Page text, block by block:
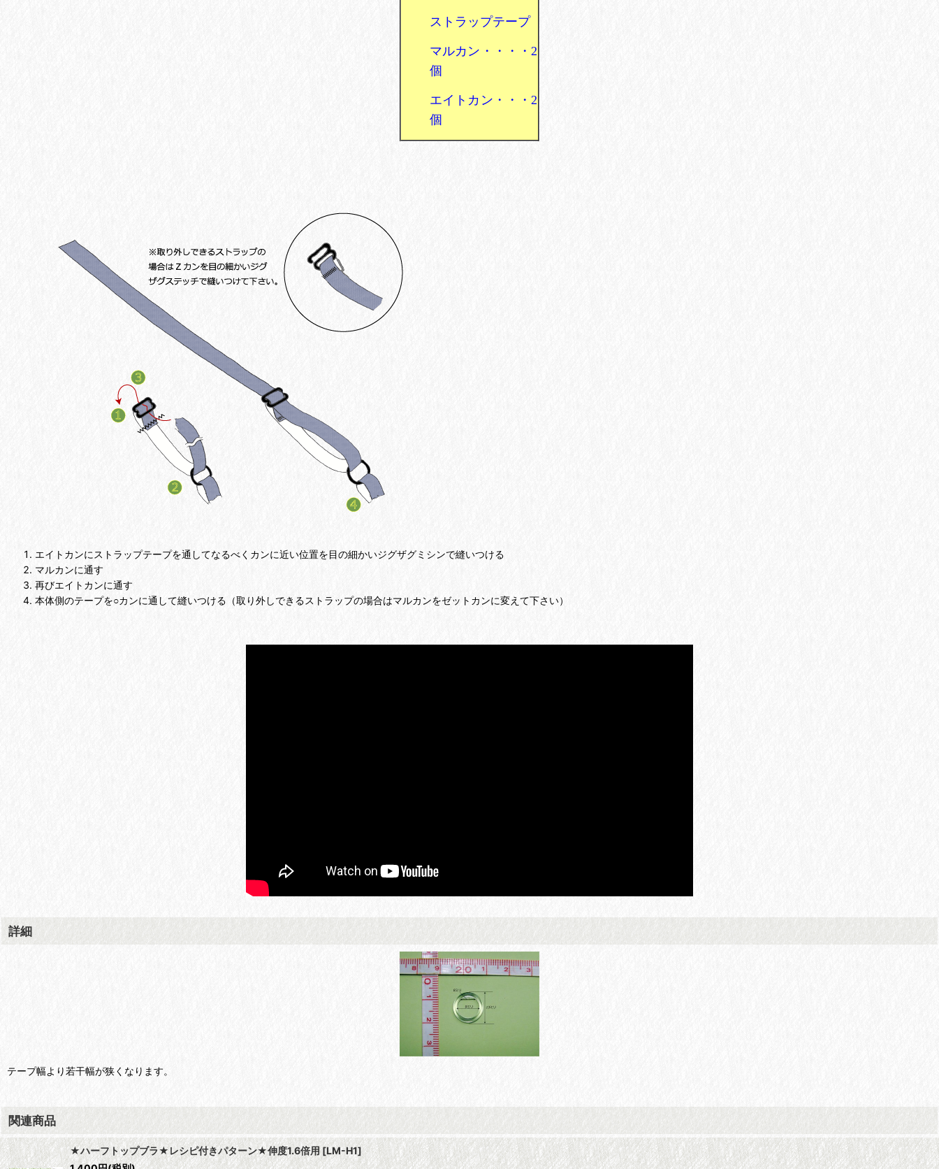
ストラップテープ
マルカン・・・・2
個
エイトカン・・・2
個
エイトカンにストラップテープを通してなるべくカンに近い位置を目の細かいジグザグミシンで縫いつける
マルカンに通す
再びエイトカンに通す
本体側のテープを○カンに通して縫いつける（取り外しできるストラップの場合はマルカンをゼットカンに変えて下さい）
詳細
テープ幅より若干幅が狭くなります。
関連商品
★ハーフトップブラ★レシピ付きパターン★伸度1.6倍用[LM-H1]